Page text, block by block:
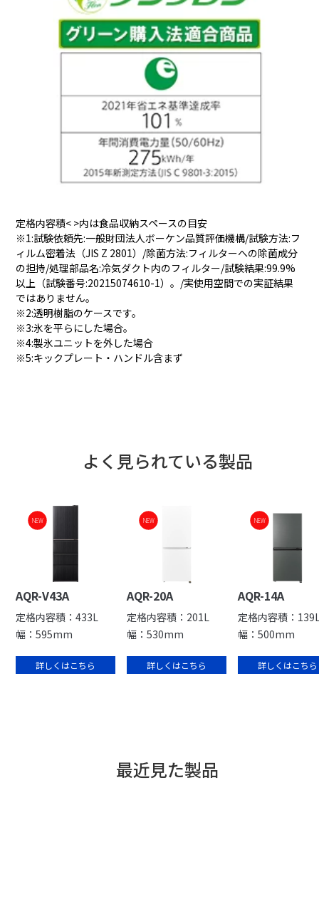
定格内容積< >内は食品収納スペースの目安
※1:試験依頼先:一般財団法人ボーケン品質評価機構/試験方法:フ
ィルム密着法（JIS Z 2801）/除菌方法:フィルターへの除菌成分
の担持/処理部品名:冷気ダクト内のフィルター/試験結果:99.9%
以上（試験番号:20215074610-1）。/実使用空間での実証結果
ではありません。
※2:透明樹脂のケースです。
※3:氷を平らにした場合。
※4:製氷ユニットを外した場合
※5:キックプレート・ハンドル含まず
よく見られている製品
NEW
AQR-V43A
定格内容積：433L
幅：595mm
詳しくはこちら
NEW
AQR-20A
定格内容積：201L
幅：530mm
詳しくはこちら
NEW
AQR-14A
定格内容積：
幅：500mm
詳しくはこちら
最近見た製品